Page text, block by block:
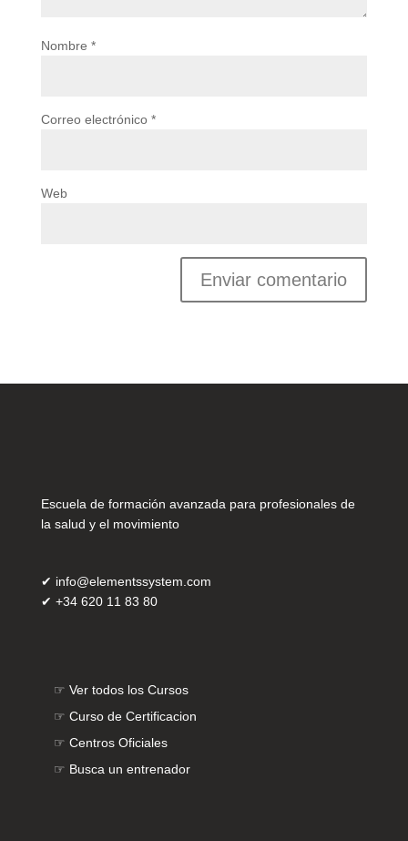
Nombre *
Correo electrónico *
Web
Escuela de formación avanzada para profesionales de
la salud y el movimiento
✔ info@elementssystem.com
✔ +34 620 11 83 80
☞ Ver todos los Cursos
☞ Curso de Certificacion
☞ Centros Oficiales
☞ Busca un entrenador